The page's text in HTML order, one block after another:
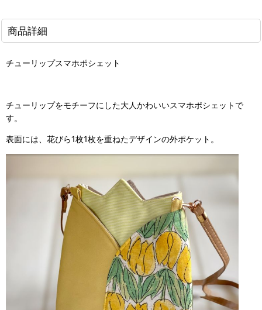
商品詳細
チューリップスマホポシェット
チューリップをモチーフにした大人かわいいスマホポシェットで
す。
表面には、花びら1枚1枚を重ねたデザインの外ポケット。